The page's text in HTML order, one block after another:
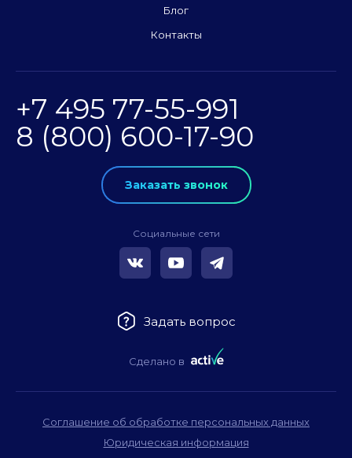
Блог
Контакты
+7 495 77-55-991
8 (800) 600-17-90
Заказать звонок
Социальные сети
Задать вопрос
Сделано в
Соглашение об обработке персональных данных
Юридическая информация